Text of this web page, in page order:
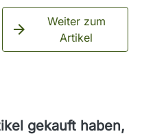

Weiter zum
Artikel
gekauft haben,